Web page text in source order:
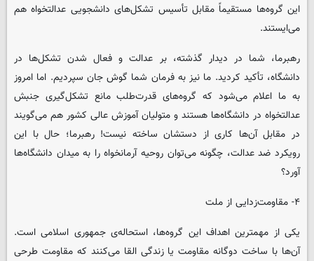
این گروه‌ها مستقیماً مقابل تأسیس تشکل‌های دانشجویی عدالتخواه هم
می‌ایستند.
رهبرما، شما در دیدار گذشته، بر عدالت و فعال شدن تشکل‌ها در
دانشگاه، تأکید کردید. ما نیز به فرمان شما گوش جان سپردیم. اما امروز
به ما اعلام می‌شود که گروه‌های قدرت‌طلب مانع تشکل‌گیری جنبش
عدالتخواه در دانشگاه‌ها هستند و متولیان آموزش عالی کشور هم می‌گویند
در مقابل آن‌ها کاری از دستشان ساخته نیست! رهبرما؛ حال با این
رویکرد ضد عدالت، چگونه می‌توان روحیه آرمانخواه را به میدان دانشگاه‌ها
آورد؟
۴- مقاومت‌زدایی از ملت
یکی از مهمترین اهداف این گروه‌ها، استحاله‌ی جمهوری اسلامی است.
آن‌ها با ساخت دوگانه مقاومت یا زندگی القا می‌کنند که مقاومت طرحی